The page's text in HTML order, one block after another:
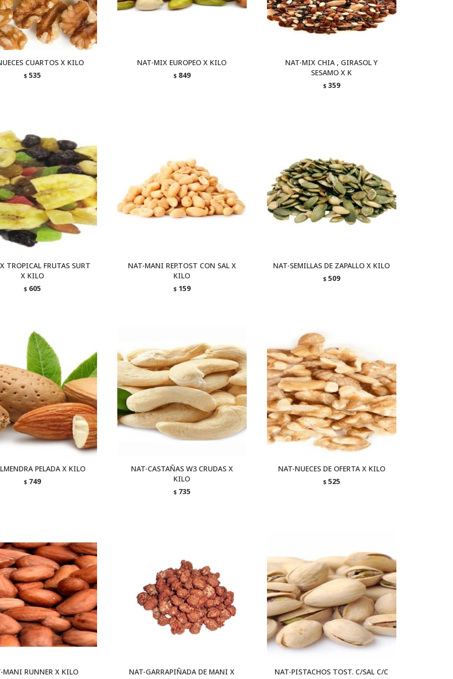
CUARTOS X KILO
$ 535
NAT-MIX EUROPEO X KILO
$ 849
NAT-MIX CHIA , GIRASOL Y
SESAMO X K
$ 359
TROPICAL FRUTAS SURT
X KILO
$ 605
NAT-MANI REP.TOST CON SAL X
KILO
$ 159
NAT-SEMILLAS DE ZAPALLO X KILO
$ 509
PELADA X KILO
$ 749
NAT-CASTAÑAS W3 CRUDAS X
KILO
$ 735
NAT-NUECES DE OFERTA X KILO
$ 525
MANI RUNNER X KILO
NAT-GARRAPIÑADA DE MANI X
NAT-PISTACHOS TOST. C/SAL C/C